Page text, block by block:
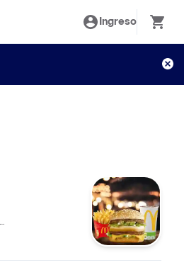
Ingreso